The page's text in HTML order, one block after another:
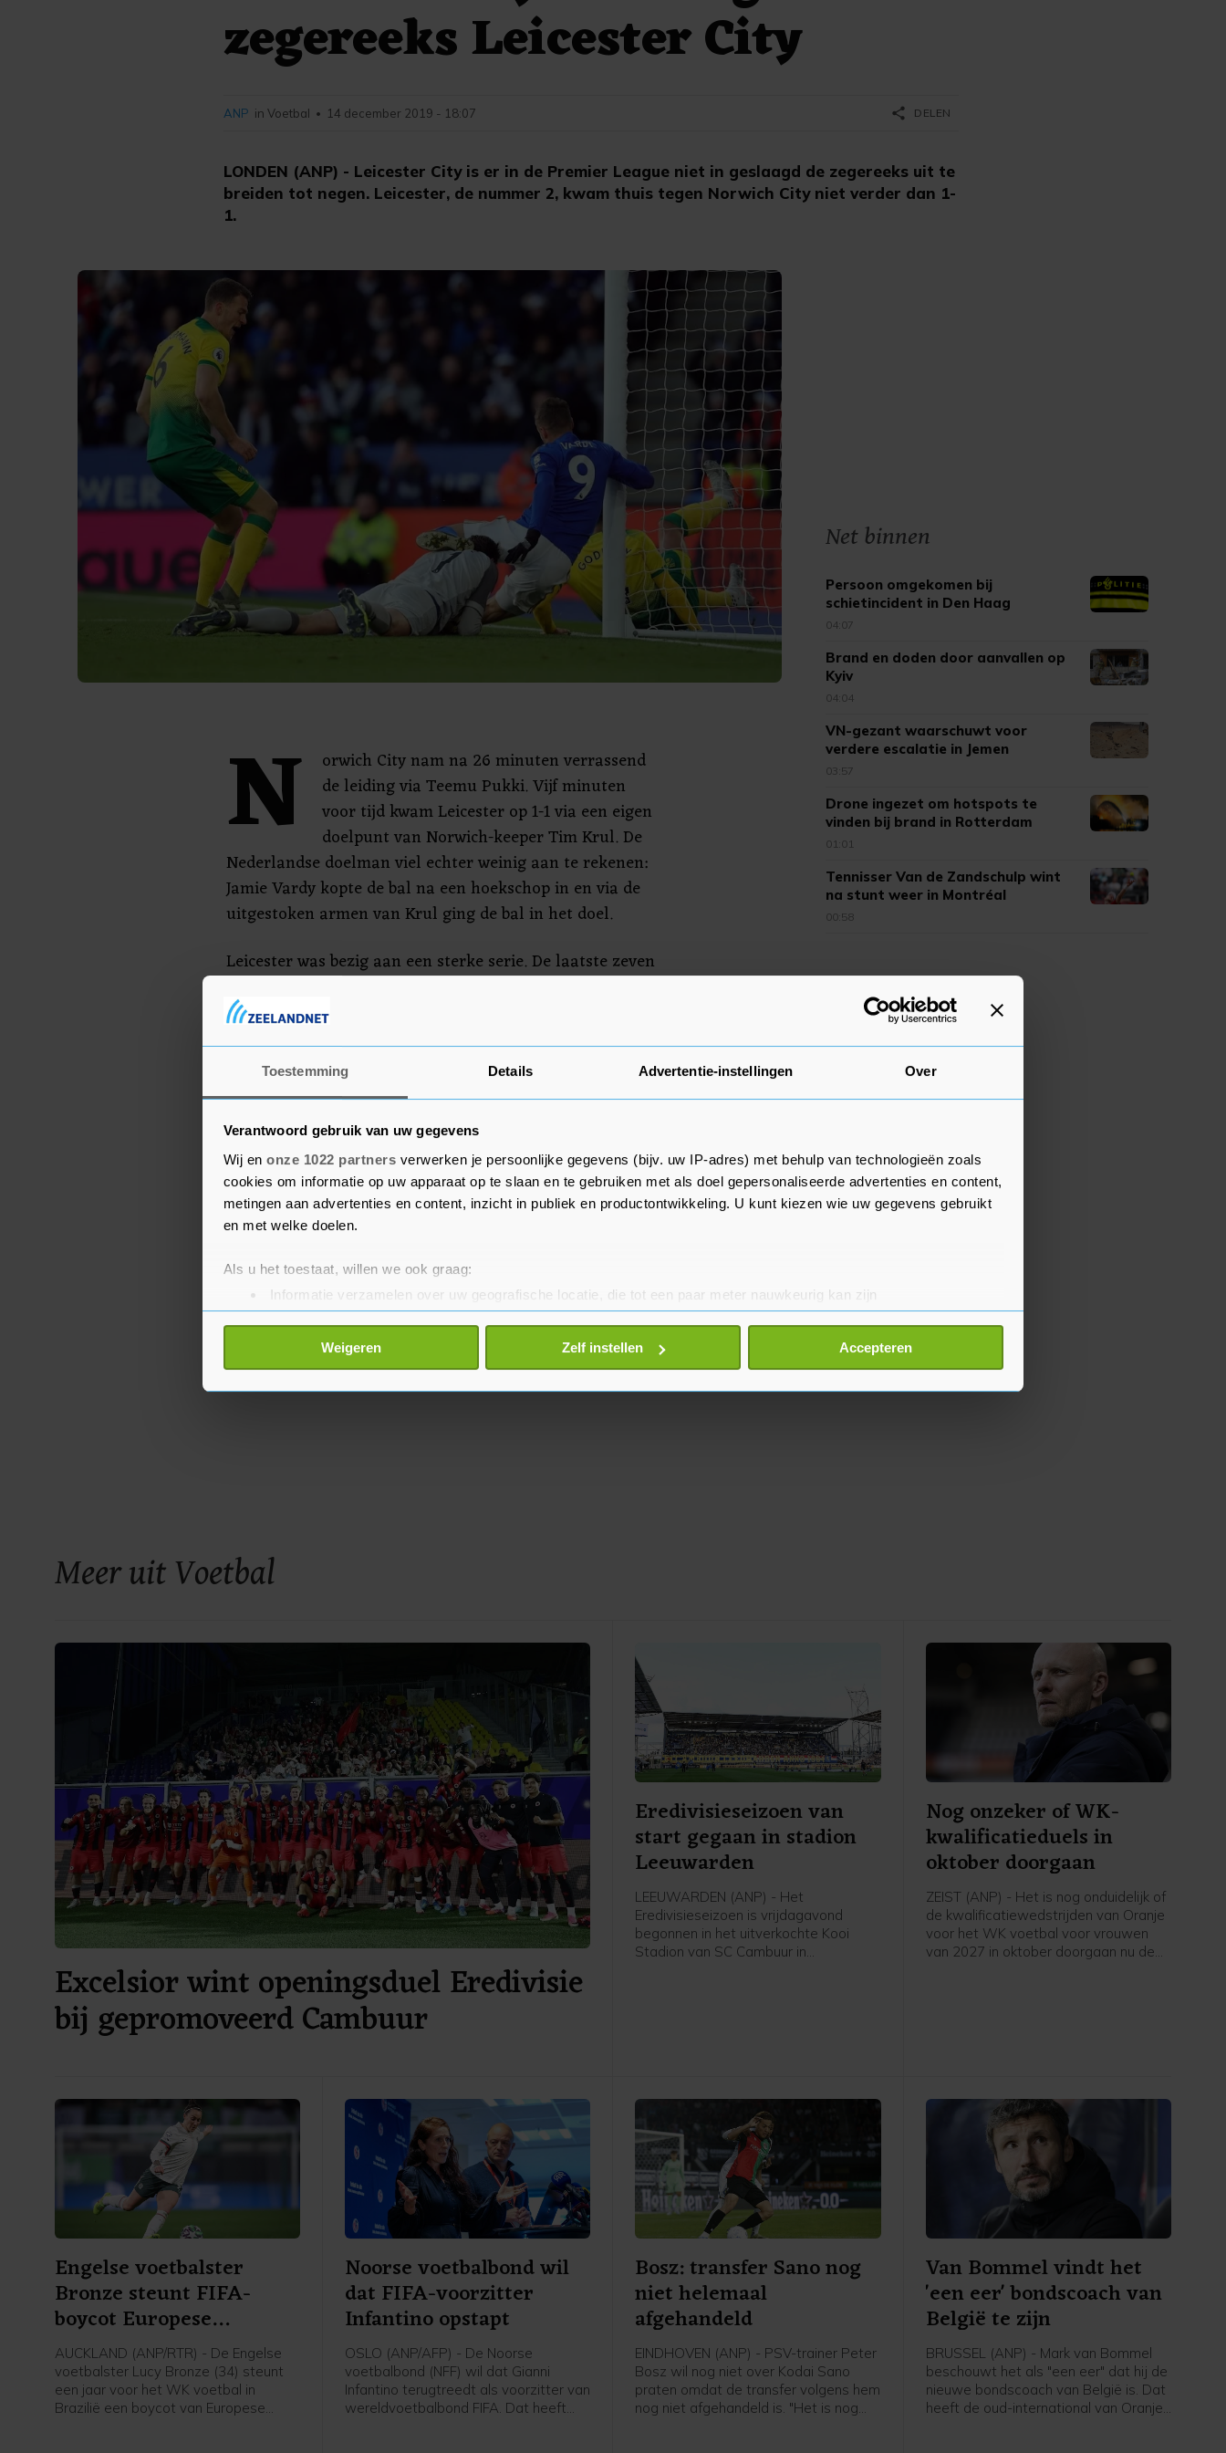
Toestemming Details Advertentie-instellingen Over
Verantwoord gebruik van uw gegevens
Wij en onze 1022 partners verwerken je persoonlijke gegevens (bijv. uw IP-adres) met behulp van technologieën zoals
cookies om informatie op uw apparaat op te slaan en te gebruiken met als doel gepersonaliseerde advertenties en content,
metingen aan advertenties en content, inzicht in publiek en productontwikkeling. U kunt kiezen wie uw gegevens gebruikt
en met welke doelen.
Als u het toestaat, willen we ook graag:
Informatie verzamelen over uw geografische locatie, die tot een paar meter nauwkeurig kan zijn
Uw apparaat identificeren door het actief te scannen op specifieke eigenschappen (fingerprinting)
Lees meer over hoe uw persoonlijke gegevens worden verwerkt en stel uw voorkeuren in het
detailgedeelte
toestemming op elk moment wijzigen of intrekken in de Cookieverklaring.
Weigeren Zelf instellen Accepteren
zegereeks Leicester City
LONDEN (ANP) - Leicester City is er in de Premier League niet in geslaagd de zegereeks uit te
breiden tot negen. Leicester, de nummer 2, kwam thuis tegen Norwich City niet verder dan 1-
1.
ANP in Voetbal • 14 december 2019 - 18:07 share DELEN
N
orwich City nam na 26 minuten verrassend
de leiding via Teemu Pukki. Vijf minuten
voor tijd kwam Leicester op 1-1 via een eigen
doelpunt van Norwich-keeper Tim Krul. De
Nederlandse doelman viel echter weinig aan te rekenen:
Jamie Vardy kopte de bal na een hoekschop in en via de
uitgestoken armen van Krul ging de bal in het doel.
Leicester was bezig aan een sterke serie. De laatste zeven
gewonnen.
Door het puntenverlies is de voorsprong van Liverpool,
dat eerder op de dag met 2-0 won van Watford, tien
Meer uit Voetbal
Excelsior wint openingsduel Eredivisie
bij gepromoveerd Cambuur
Eredivisieseizoen van
start gegaan in stadion
Leeuwarden
LEEUWARDEN (ANP) - Het
Eredivisieseizoen is vrijdagavond
begonnen in het uitverkochte Kooi
Stadion van SC Cambuur in
Nog onzeker of WK-
kwalificatieduels in
oktober doorgaan
ZEIST (ANP) - Het is nog onduidelijk of
de kwalificatiewedstrijden van Oranje
voor het WK voetbal voor vrouwen
van 2027 in oktober doorgaan nu de
of de duels door zullen gaan.
Engelse voetbalster
Bronze steunt FIFA-
boycot Europese
speelsters
AUCKLAND (ANP/RTR) - De Engelse
voetbalster Lucy Bronze (34) steunt
een jaar voor het WK voetbal in
Brazilië een boycot van Europese
Noorse voetbalbond wil
dat FIFA-voorzitter
Infantino opstapt
OSLO (ANP/AFP) - De Noorse
voetbalbond (NFF) wil dat Gianni
Infantino terugtreedt als voorzitter van
wereldvoetbalbond FIFA. Dat heeft
Bosz: transfer Sano nog
niet helemaal
afgehandeld
EINDHOVEN (ANP) - PSV-trainer Peter
Bosz wil nog niet over Kodai Sano
praten omdat de transfer volgens hem
nog niet afgehandeld is. "Het is nog
Van Bommel vindt het
'een eer' bondscoach van
België te zijn
BRUSSEL (ANP) - Mark van Bommel
beschouwt het als "een eer" dat hij de
nieuwe bondscoach van België is. Dat
heeft de oud-international van Oranje
Net binnen
Persoon omgekomen bij
schietincident in Den Haag
04:07
Brand en doden door aanvallen op
Kyiv
04:04
VN-gezant waarschuwt voor
verdere escalatie in Jemen
03:57
Drone ingezet om hotspots te
vinden bij brand in Rotterdam
01:01
Tennisser Van de Zandschulp wint
na stunt weer in Montréal
00:58